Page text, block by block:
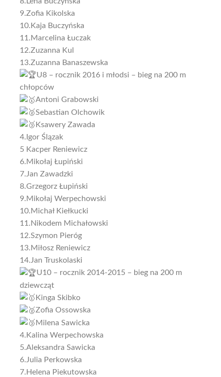
9.Zofia Kikolska
10.Kaja Buczyńska
11.Marcelina Łuczak
12.Zuzanna Kul
13.Zuzanna Banaszewska
U8 – rocznik 2016 i młodsi – bieg na 200 m
chłopców
Antoni Grabowski
Sebastian Olchowik
Ksawery Zawada
4.Igor Ślązak
5 Kacper Reniewicz
6.Mikołaj Łupiński
7.Jan Zawadzki
8.Grzegorz Łupiński
9.Mikołaj Werpechowski
10.Michał Kiełkucki
11.Nikodem Michałowski
12.Szymon Pieróg
13.Miłosz Reniewicz
14.Jan Truskolaski
U10 – rocznik 2014-2015 – bieg na 200 m
dziewcząt
Kinga Skibko
Zofia Ossowska
Milena Sawicka
4.Kalina Werpechowska
5.Aleksandra Sawicka
6.Julia Perkowska
7.Helena Piekutowska